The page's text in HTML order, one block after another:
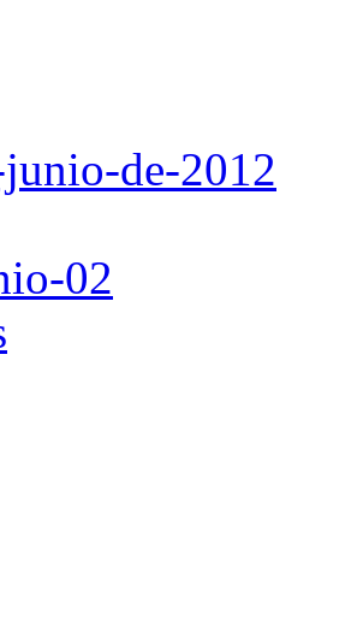
de-2012
02